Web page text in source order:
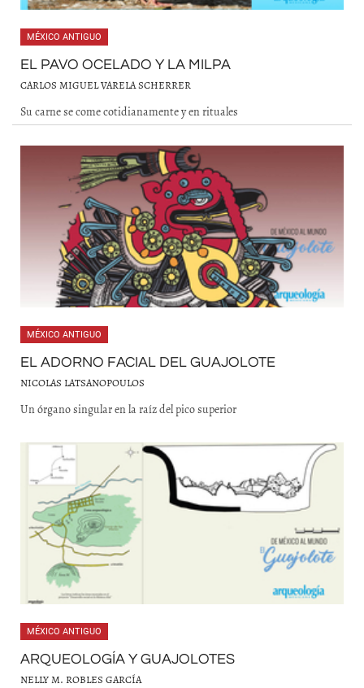
MÉXICO ANTIGUO
EL PAVO OCELADO Y LA MILPA
CARLOS MIGUEL VARELA SCHERRER
Su carne se come cotidianamente y en rituales
MÉXICO ANTIGUO
EL ADORNO FACIAL DEL GUAJOLOTE
NICOLAS LATSANOPOULOS
Un órgano singular en la raíz del pico superior
MÉXICO ANTIGUO
ARQUEOLOGÍA Y GUAJOLOTES
NELLY M. ROBLES GARCÍA